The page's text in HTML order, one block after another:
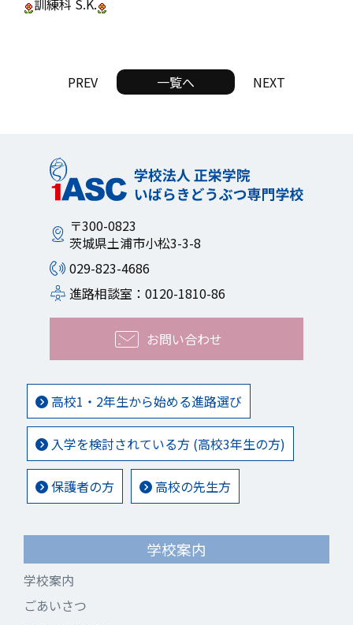
訓練科 S.K.
PREV 一覧へ NEXT
〒300-0823
茨城県土浦市小松3-3-8
029-823-4686
進路相談室：0120-1810-86
お問い合わせ
高校1・2年生から始める進路選び
入学を検討されている方 (高校3年生の方)
保護者の方 高校の先生方
学校案内
学校案内
ごあいさつ